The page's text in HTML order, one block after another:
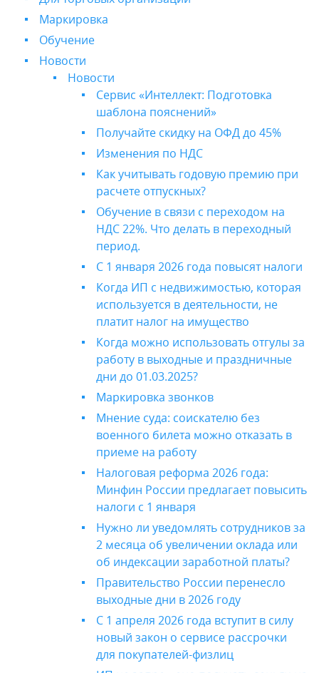
Маркировка
Обучение
Новости
Новости
Сервис «Интеллект: Подготовка
шаблона пояснений»
Получайте скидку на ОФД до 45%
Изменения по НДС
Как учитывать годовую премию при
расчете отпускных?
Обучение в связи с переходом на
НДС 22%. Что делать в переходный
период.
С 1 января 2026 года повысят налоги
Когда ИП с недвижимостью, которая
используется в деятельности, не
платит налог на имущество
Когда можно использовать отгулы за
работу в выходные и праздничные
дни до 01.03.2025?
Маркировка звонков
Мнение суда: соискателю без
военного билета можно отказать в
приеме на работу
Налоговая реформа 2026 года:
Минфин России предлагает повысить
налоги с 1 января
Нужно ли уведомлять сотрудников за
2 месяца об увеличении оклада или
об индексации заработной платы?
Правительство России перенесло
выходные дни в 2026 году
С 1 апреля 2026 года вступит в силу
новый закон о сервисе рассрочки
для покупателей-физлиц